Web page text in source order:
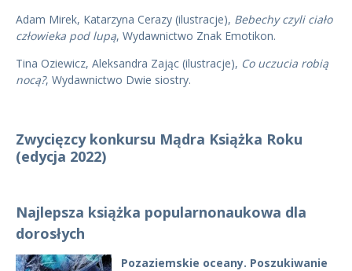
Adam Mirek, Katarzyna Cerazy (ilustracje), Bebechy czyli ciało
człowieka pod lupą, Wydawnictwo Znak Emotikon.
Tina Oziewicz, Aleksandra Zając (ilustracje), Co uczucia robią
nocą?, Wydawnictwo Dwie siostry.
Zwycięzcy konkursu Mądra Książka Roku
(edycja 2022)
Najlepsza książka popularnonaukowa dla
dorosłych
Pozaziemskie oceany. Poszukiwanie